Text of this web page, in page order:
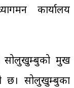
कार्यालय
प्रमुख
छ। सोलुखुम्बुका